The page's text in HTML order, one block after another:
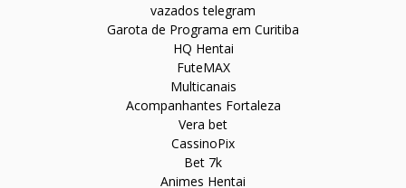
vazados telegram
Garota de Programa em Curitiba
HQ Hentai
FuteMAX
Multicanais
Acompanhantes Fortaleza
Vera bet
CassinoPix
Bet 7k
Animes Hentai